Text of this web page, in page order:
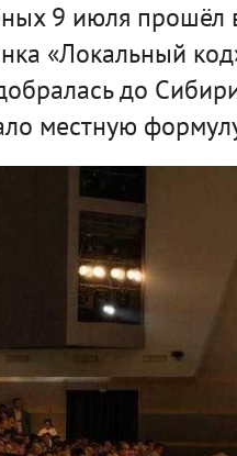
9 июля прошёл
«Локальный
до
местную